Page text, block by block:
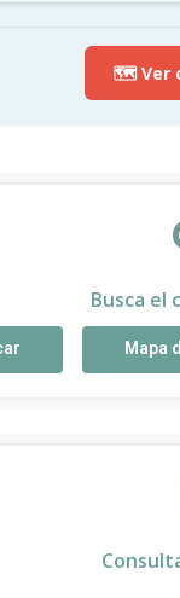
🗺️ Ver
Busca el
Mapa